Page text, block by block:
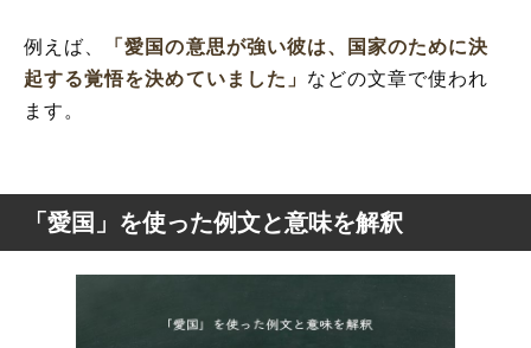
例えば、
「愛国の意思が強い彼は、国家のために決
起する覚悟を決めていました」 などの文章で使われ
ます。
「愛国」を使った例文と意味を解釈